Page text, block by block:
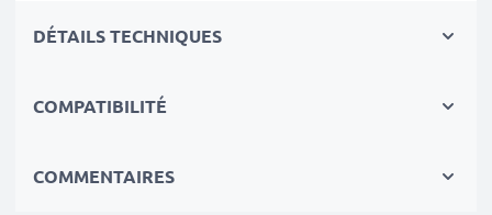
Vous avez déjà remarqué que lors que vous utilisiez
n'augmente pas ou très peu? Cela provient
DÉTAILS TECHNIQUES
COMPATIBILITÉ
COMMENTAIRES